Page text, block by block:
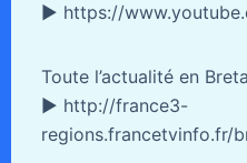
► https://
Toute l’actualité en
► http://france3-
regions.francetvinfo.fr/